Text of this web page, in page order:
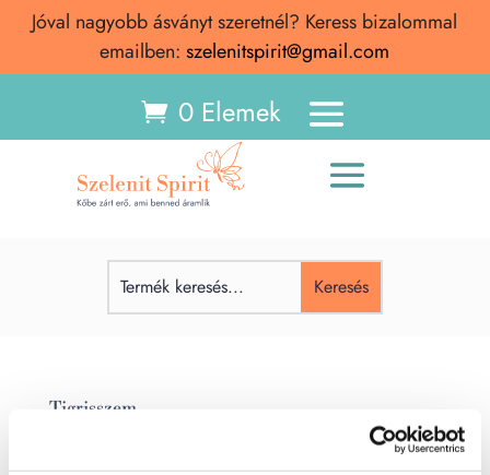
Jóval nagyobb ásványt szeretnél? Keress bizalommal
emailben: szelenitspirit@gmail.com
0 Elemek
Tigrisszem
Tigrisszem Tigrisszem ásvány – Jelentése, hatása,
spirituális tulajdonságai A tigrisszem egy lenyűgöző,